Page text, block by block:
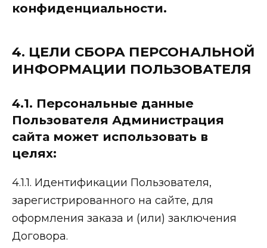
конфиденциальности.
4. ЦЕЛИ СБОРА ПЕРСОНАЛЬНОЙ
ИНФОРМАЦИИ ПОЛЬЗОВАТЕЛЯ
4.1. Персональные данные
Пользователя Администрация
сайта может использовать в
целях:
4.1.1. Идентификации Пользователя,
зарегистрированного на сайте, для
оформления заказа и (или) заключения
Договора.